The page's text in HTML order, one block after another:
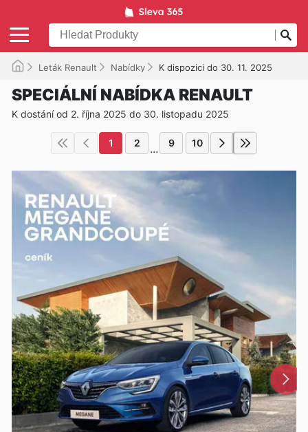
Leták Renault Nabídky K dispozici do 30. 11. 2025
SPECIÁLNÍ NABÍDKA RENAULT
K dostání od 2. října 2025 do 30. listopadu 2025
1 2 ... 9 10